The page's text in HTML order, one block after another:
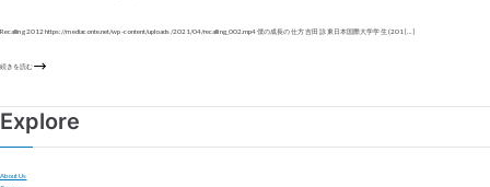
Recalling 2012 https://mediaconte.net/wp-content/uploads/2021/04/recalling_002.mp4 僕の成長の仕方 吉田 諒 東日本国際大学学生 (201 […]
続きを読む
Explore
About Us